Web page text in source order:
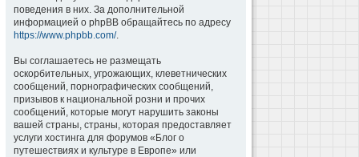
поведения в них. За дополнительной
информацией о phpBB обращайтесь по адресу
https://www.phpbb.com/.
Вы соглашаетесь не размещать
оскорбительных, угрожающих, клеветнических
сообщений, порнографических сообщений,
призывов к национальной розни и прочих
сообщений, которые могут нарушить законы
вашей страны, страны, которая предоставляет
услуги хостинга для форумов «Блог о
путешествиях и культуре в Европе» или